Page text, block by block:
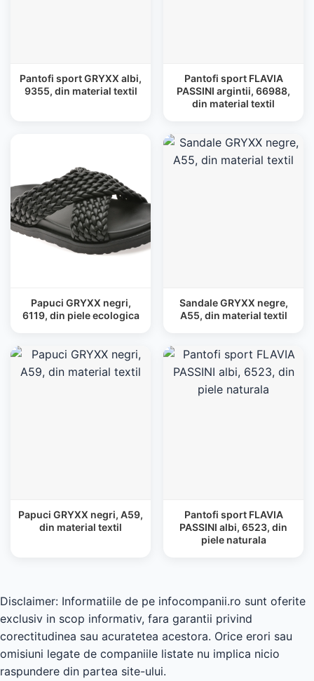
Pantofi sport GRYXX albi,
9355, din material textil
Pantofi sport FLAVIA
PASSINI argintii, 66988,
din material textil
Papuci GRYXX negri,
6119, din piele ecologica
Sandale GRYXX negre,
A55, din material textil
Papuci GRYXX negri, A59,
din material textil
Pantofi sport FLAVIA
PASSINI albi, 6523, din
piele naturala
Disclaimer: Informatiile de pe infocompanii.ro sunt oferite
exclusiv in scop informativ, fara garantii privind
corectitudinea sau acuratetea acestora. Orice erori sau
omisiuni legate de companiile listate nu implica nicio
raspundere din partea site-ului.